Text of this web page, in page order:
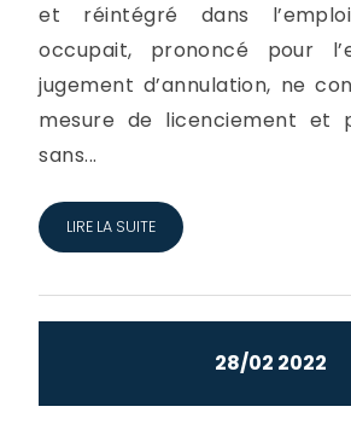
et réintégré dans
occupait, prononcé pour
jugement d’annulation, ne
mesure de licenciement et
sans...
LIRE LA SUITE
28/02 2022